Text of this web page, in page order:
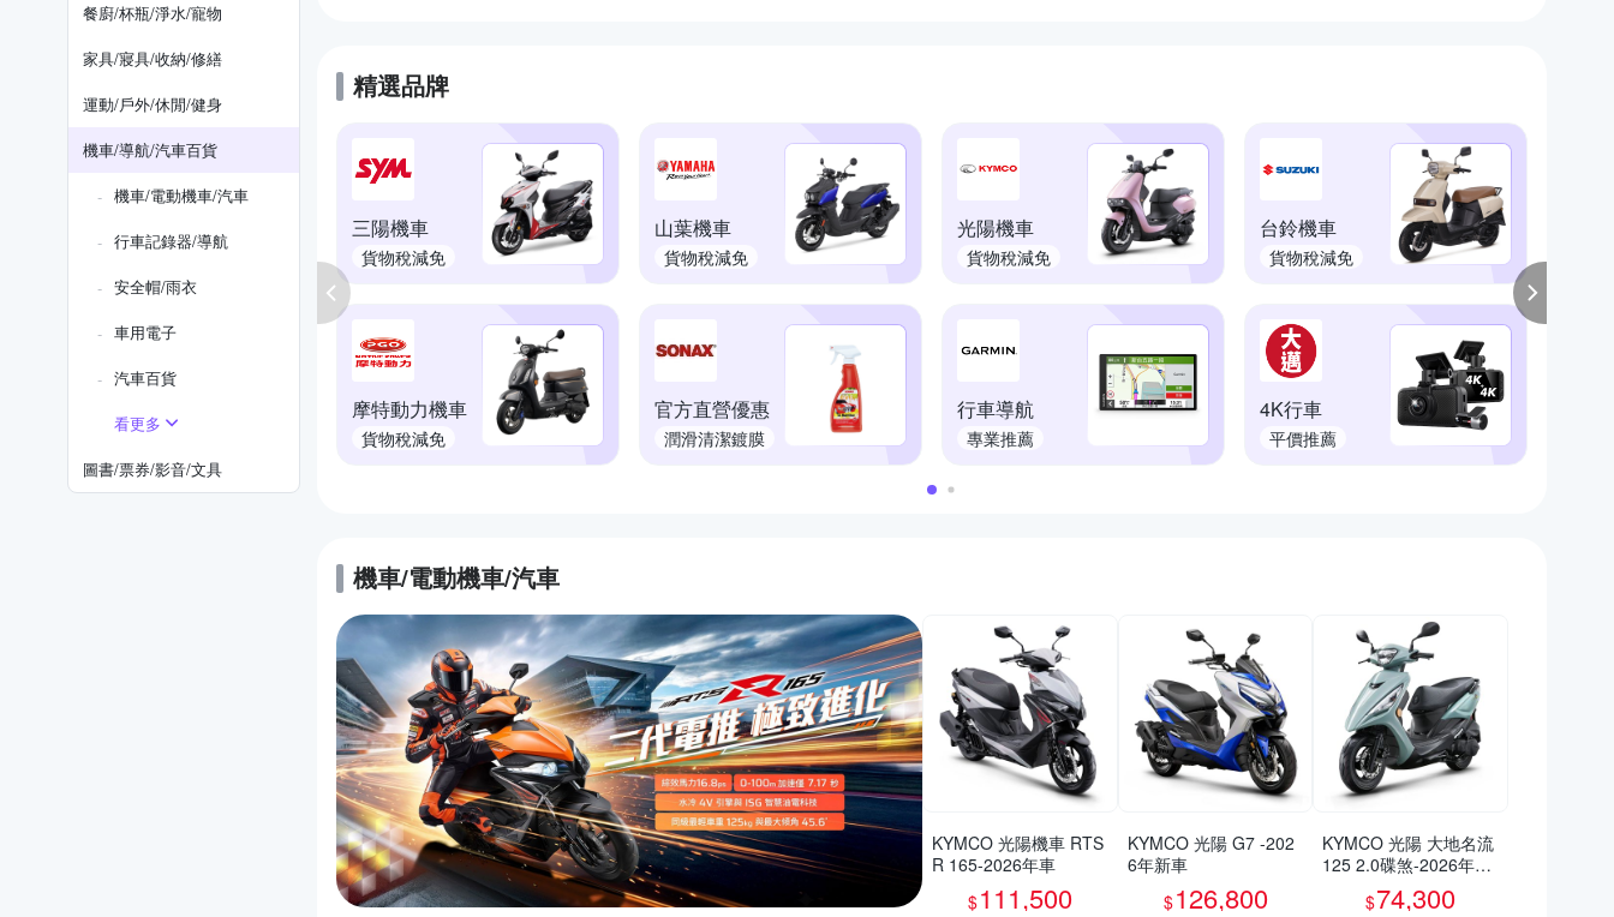
餐廚/杯瓶/淨水/寵物
家具/寢具/收納/修繕
運動/戶外/休閒/健身
機車/導航/汽車百貨
機車/電動機車/汽車
行車記錄器/導航
安全帽/雨衣
車用電子
汽車百貨
看更多
圖書/票券/影音/文具
精選品牌
三陽機車
貨物稅減免
山葉機車
貨物稅減免
光陽機車
貨物稅減免
台鈴機車
貨物稅減免
摩特動力機車
貨物稅減免
官方直營優惠
潤滑清潔鍍膜
行車導航
專業推薦
4K行車
平價推薦
機車/電動機車/汽車
KYMCO 光陽機車 RTS
R 165-2026年車
$111,500
KYMCO 光陽 G7 -202
6年新車
$126,800
KYMCO 光陽 大地名流
125 2.0碟煞-2026年新
$74,300